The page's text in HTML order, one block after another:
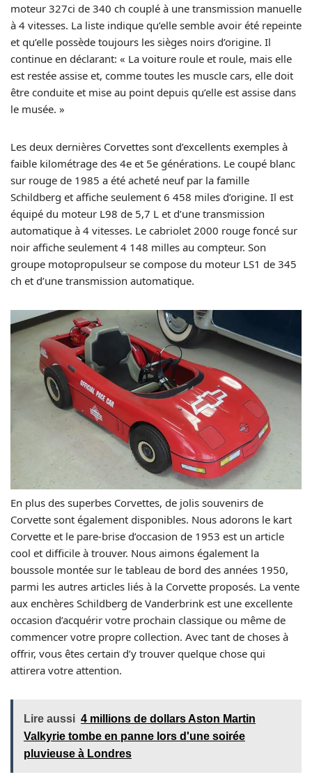
moteur 327ci de 340 ch couplé à une transmission manuelle
à 4 vitesses. La liste indique qu’elle semble avoir été repeinte
et qu’elle possède toujours les sièges noirs d’origine. Il
continue en déclarant: « La voiture roule et roule, mais elle
est restée assise et, comme toutes les muscle cars, elle doit
être conduite et mise au point depuis qu’elle est assise dans
le musée. »
Les deux dernières Corvettes sont d’excellents exemples à
faible kilométrage des 4e et 5e générations. Le coupé blanc
sur rouge de 1985 a été acheté neuf par la famille
Schildberg et affiche seulement 6 458 miles d’origine. Il est
équipé du moteur L98 de 5,7 L et d’une transmission
automatique à 4 vitesses. Le cabriolet 2000 rouge foncé sur
noir affiche seulement 4 148 milles au compteur. Son
groupe motopropulseur se compose du moteur LS1 de 345
ch et d’une transmission automatique.
En plus des superbes Corvettes, de jolis souvenirs de
Corvette sont également disponibles. Nous adorons le kart
Corvette et le pare-brise d’occasion de 1953 est un article
cool et difficile à trouver. Nous aimons également la
boussole montée sur le tableau de bord des années 1950,
parmi les autres articles liés à la Corvette proposés. La vente
aux enchères Schildberg de Vanderbrink est une excellente
occasion d’acquérir votre prochain classique ou même de
commencer votre propre collection. Avec tant de choses à
offrir, vous êtes certain d’y trouver quelque chose qui
attirera votre attention.
Lire aussi 4 millions de dollars Aston Martin
Valkyrie tombe en panne lors d'une soirée
pluvieuse à Londres